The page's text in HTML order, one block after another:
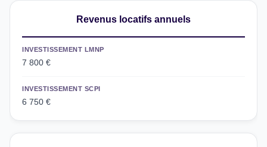
Revenus locatifs annuels
INVESTISSEMENT LMNP
7 800 €
INVESTISSEMENT SCPI
6 750 €